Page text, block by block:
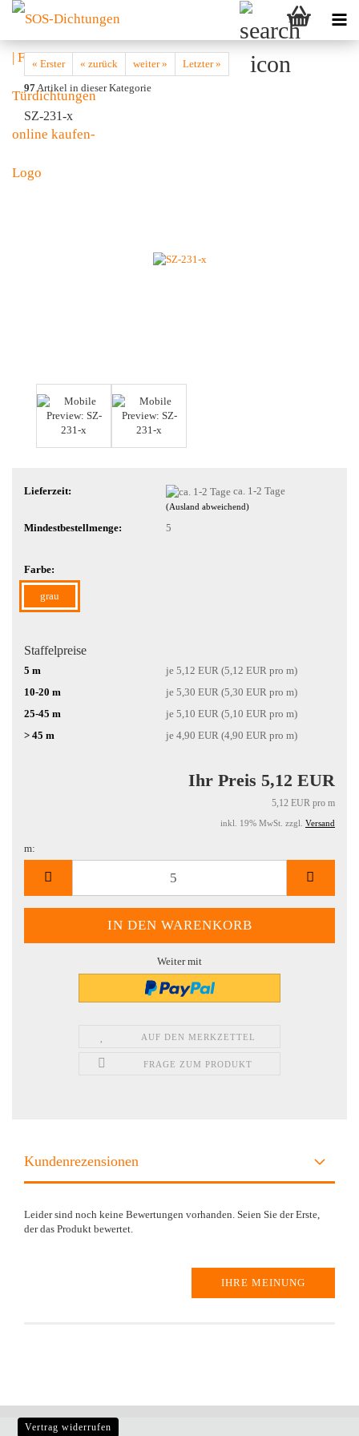
« Erster « zurück weiter »
Letzter »
97Artikel in dieser Kategorie
SZ-231-x
Lieferzeit: ca. 1-2 Tage
(Ausland abweichend)
Mindestbestellmenge: 5
Farbe:
grau
Staffelpreise
5 m
je 5,12 EUR (5,12 EUR pro m)
10-20 m
je 5,30 EUR (5,30 EUR pro m)
25-45 m
je 5,10 EUR (5,10 EUR pro m)
> 45 m
je 4,90 EUR (4,90 EUR pro m)
Ihr Preis 5,12 EUR
5,12 EUR pro m
inkl. 19% MwSt. zzgl. Versand
m:
Weiter mit
AUF DEN MERKZETTEL
FRAGE ZUM PRODUKT
Kundenrezensionen
Leider sind noch keine Bewertungen vorhanden. Seien Sie der Erste,
der das Produkt bewertet.
IHRE MEINUNG
Vertrag widerrufen